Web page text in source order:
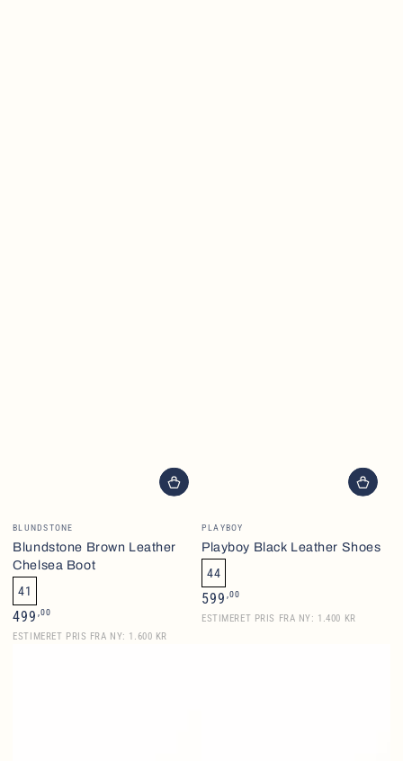
Brand
BLUNDSTONE
Blundstone Brown Leather
Chelsea Boot
41
Normalpris
499 ,00
ESTIMERET PRIS FRA NY: 1.600 KR
Brand
PLAYBOY
Playboy Black Leather Shoes
44
Normalpris
599 ,00
ESTIMERET PRIS FRA NY: 1.400 KR